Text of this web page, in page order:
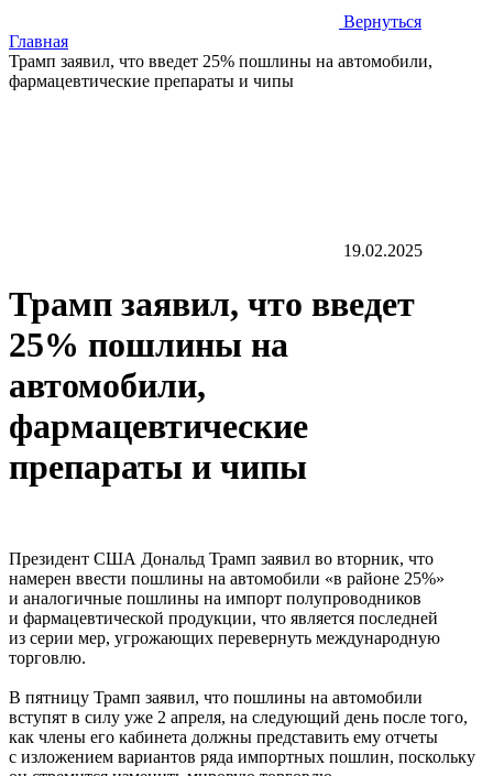
Вернуться
Главная
Трамп заявил, что введет 25% пошлины на автомобили,
фармацевтические препараты и чипы
19.02.2025
Трамп заявил, что введет
25% пошлины на
автомобили,
фармацевтические
препараты и чипы
Президент США Дональд Трамп заявил во вторник, что
намерен ввести пошлины на автомобили «в районе 25%»
и аналогичные пошлины на импорт полупроводников
и фармацевтической продукции, что является последней
из серии мер, угрожающих перевернуть международную
торговлю.
В пятницу Трамп заявил, что пошлины на автомобили
вступят в силу уже 2 апреля, на следующий день после того,
как члены его кабинета должны представить ему отчеты
с изложением вариантов ряда импортных пошлин, поскольку